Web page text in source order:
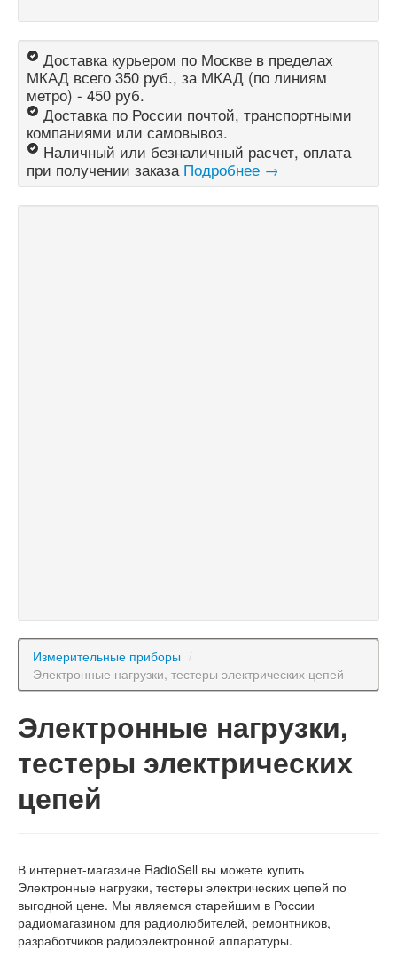
Доставка курьером по Москве в пределах
МКАД всего 350 руб., за МКАД (по линиям
метро) - 450 руб.
Доставка по России почтой, транспортными
компаниями или самовывоз.
Наличный или безналичный расчет, оплата
при получении заказа Подробнее →
Измерительные приборы /
Электронные нагрузки, тестеры электрических цепей
Электронные нагрузки,
тестеры электрических
цепей
В интернет-магазине RadioSell вы можете купить
Электронные нагрузки, тестеры электрических цепей по
выгодной цене. Мы являемся старейшим в России
радиомагазином для радиолюбителей, ремонтников,
разработчиков радиоэлектронной аппаратуры.